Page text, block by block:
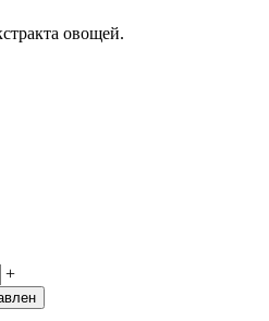
овощей.
+